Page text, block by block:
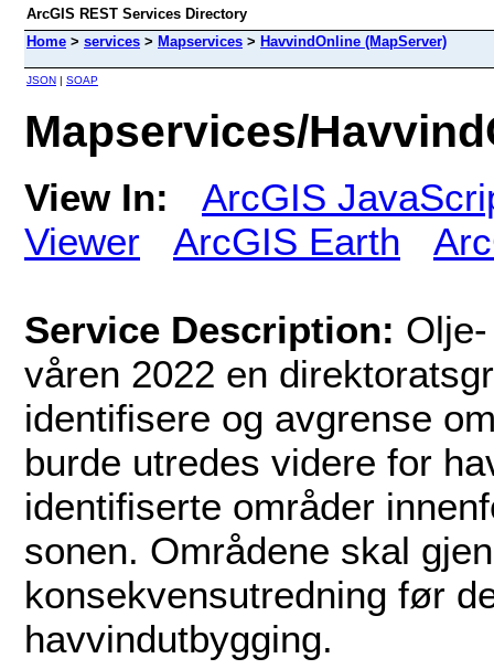
ArcGIS REST Services Directory
Home > services > Mapservices > HavvindOnline (MapServer)
JSON | SOAP
Mapservices/
View In:
ArcGIS
Viewer
ArcGIS Earth
Service Description:
våren 2022 en
identifisere og avgrense
burde utredes videre for
identifiserte områder
sonen. Områdene skal
konsekvensutredning før
havvindutbygging.